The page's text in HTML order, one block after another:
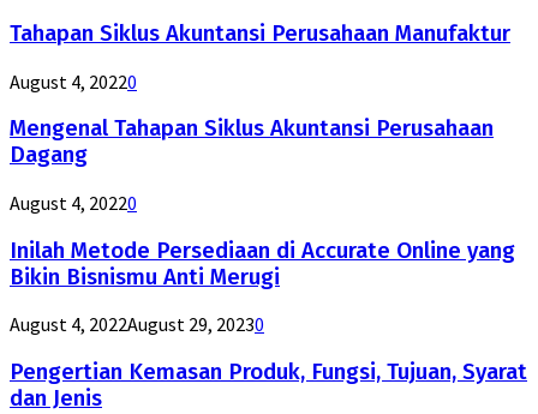
Tahapan Siklus Akuntansi Perusahaan Manufaktur
August 4, 20220
Mengenal Tahapan Siklus Akuntansi Perusahaan
Dagang
August 4, 20220
Inilah Metode Persediaan di Accurate Online yang
Bikin Bisnismu Anti Merugi
August 4, 2022August 29, 20230
Pengertian Kemasan Produk, Fungsi, Tujuan, Syarat
dan Jenis